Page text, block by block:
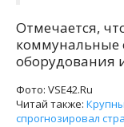
Отмечается,
коммунальные
оборудования
Фото: VSE42.Ru
Читай также:
спрогнозировал